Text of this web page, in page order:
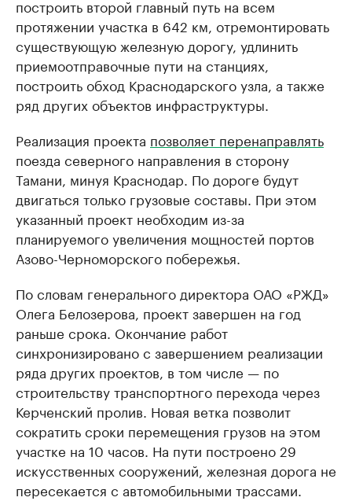
построить второй главный путь на всем
протяжении участка в 642 км, отремонтировать
существующую железную дорогу, удлинить
приемоотправочные пути на станциях,
построить обход Краснодарского узла, а также
ряд других объектов инфраструктуры.
Реализация проекта позволяет перенаправлять
поезда северного направления в сторону
Тамани, минуя Краснодар. По дороге будут
двигаться только грузовые составы. При этом
указанный проект необходим из-за
планируемого увеличения мощностей портов
Азово-Черноморского побережья.
По словам генерального директора ОАО «РЖД»
Олега Белозерова, проект завершен на год
раньше срока. Окончание работ
синхронизировано с завершением реализации
ряда других проектов, в том числе — по
строительству транспортного перехода через
Керченский пролив. Новая ветка позволит
сократить сроки перемещения грузов на этом
участке на 10 часов. На пути построено 29
искусственных сооружений, железная дорога не
пересекается с автомобильными трассами.